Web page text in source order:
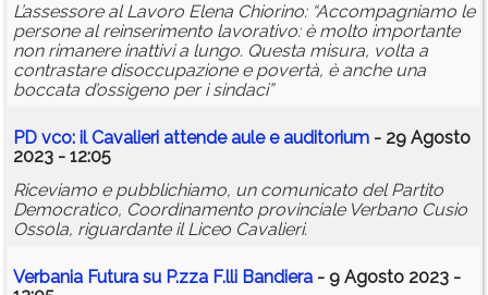
L’assessore al Lavoro Elena Chiorino: “Accompagniamo le
persone al reinserimento lavorativo: è molto importante
non rimanere inattivi a lungo. Questa misura, volta a
contrastare disoccupazione e povertà, è anche una
boccata d’ossigeno per i sindaci”
PD vco: il Cavalieri attende aule e auditorium - 29 Agosto
2023 - 12:05
Riceviamo e pubblichiamo, un comunicato del Partito
Democratico, Coordinamento provinciale Verbano Cusio
Ossola, riguardante il Liceo Cavalieri.
Verbania Futura su P.zza F.lli Bandiera - 9 Agosto 2023 -